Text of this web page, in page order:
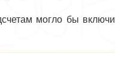
могло бы
на страницах
истории